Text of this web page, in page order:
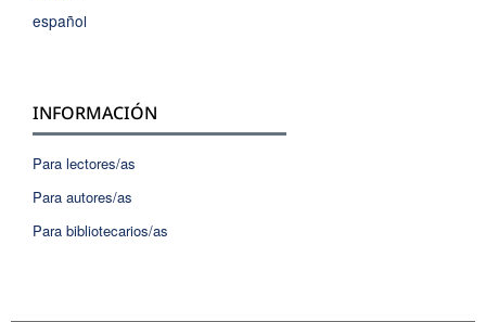
español
INFORMACIÓN
Para lectores/as
Para autores/as
Para bibliotecarios/as